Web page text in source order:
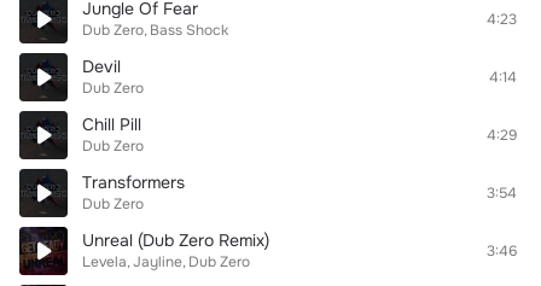
Jungle Of Fear
Dub Zero Bass Shock
4:23
Devil
Dub Zero
4:14
Chill Pill
Dub Zero
4:29
Transformers
Dub Zero
3:54
Unreal (Dub Zero Remix)
Levela Jayline Dub Zero
3:46